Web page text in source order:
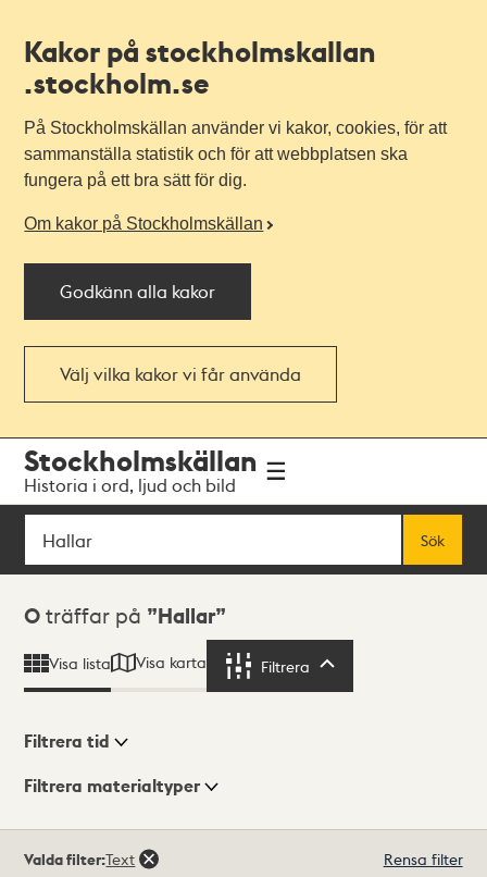
Kakor på stockholmskallan
.stockholm.se
På Stockholmskällan använder vi kakor, cookies, för att
sammanställa statistik och för att webbplatsen ska
fungera på ett bra sätt för dig.
Om kakor på Stockholmskällan
Godkänn alla kakor
Välj vilka kakor vi får använda
navigationen
huvudinnehållet
Stockholmskällan
Historia i ord, ljud och bild
Sök
Sök
Sökresultat
0 träffar på Hallar
Visa lista Visa karta Filtrera
Visningsläge
Filtrera tid
Filtrera materialtyper
träffar
Valda filter:Text Rensa filter